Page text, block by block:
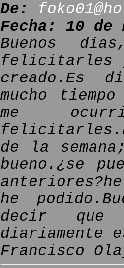
De:
Fecha: 10 de
Buenos
felicitarles
creado.Es
mucho
me
de la
bueno.¿se
he
decir
diariamente
Francisco